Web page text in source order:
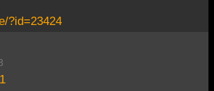
?id=23424